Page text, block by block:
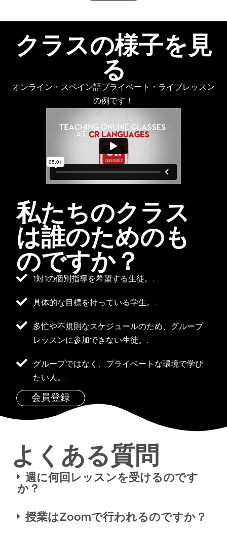
クラスの様子を見
る
オンライン・スペイン語プライベート・ライブレッスン
の例です！
私たちのクラス
は誰のためのも
のですか？
1対1の個別指導を希望する生徒。.
具体的な目標を持っている学生。.
多忙や不規則なスケジュールのため、グループ
レッスンに参加できない生徒。.
グループではなく、プライベートな環境で学び
たい人。.
会員登録
よくある質問
週に何回レッスンを受けるのです
か？
授業はZoomで行われるのですか？